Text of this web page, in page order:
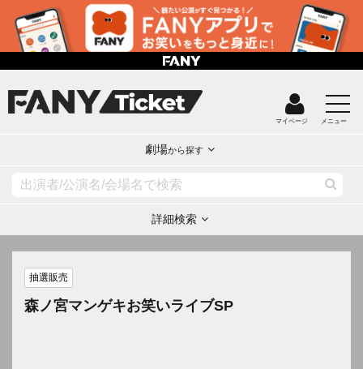
マイページ メニュー
劇場から探す
詳細検索
抽選販売
森ノ宮マンゲキお笑いライブSP